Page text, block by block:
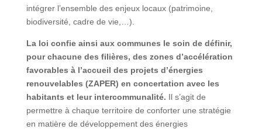
intégrer l’ensemble des enjeux locaux (patrimoine,
biodiversité, cadre de vie,…).
La loi confie ainsi aux communes le soin de définir,
pour chacune des filières, des zones d’accélération
favorables à l’accueil des projets d’énergies
renouvelables (ZAPER) en concertation avec les
habitants et leur intercommunalité. Il s’agit de
permettre à chaque territoire de conforter une stratégie
en matière de développement des énergies